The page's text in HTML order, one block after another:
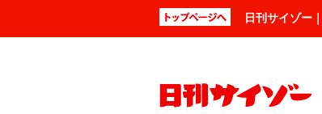
日刊サイゾー